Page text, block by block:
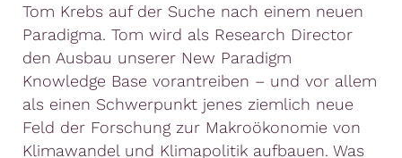
Tom Krebs auf der Suche nach einem neuen
Paradigma. Tom wird als Research Director
den Ausbau unserer New Paradigm
Knowledge Base vorantreiben – und vor allem
als einen Schwerpunkt jenes ziemlich neue
Feld der Forschung zur Makroökonomie von
Klimawandel und Klimapolitik aufbauen. Was